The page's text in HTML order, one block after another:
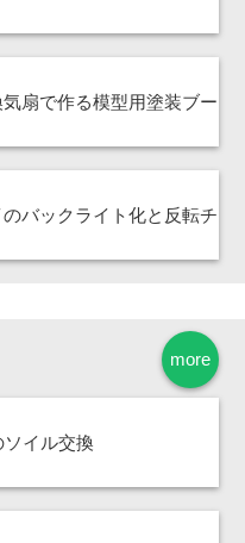
気扇で作る模型用塗装ブー
バックライト化と反転チ
more
ソイル交換